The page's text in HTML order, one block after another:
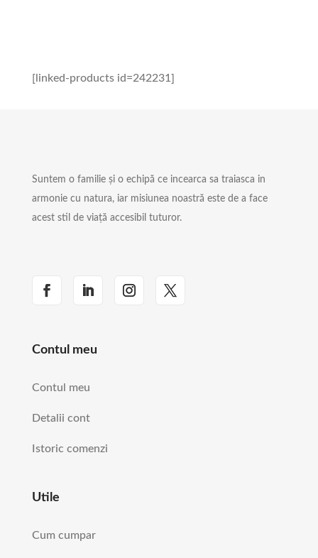
[linked-products id=242231]
Suntem o familie și o echipă ce incearca sa traiasca in
armonie cu natura, iar misiunea noastră este de a face
acest stil de viață accesibil tuturor.
Contul meu
Contul meu
Detalii cont
Istoric comenzi
Utile
Cum cumpar